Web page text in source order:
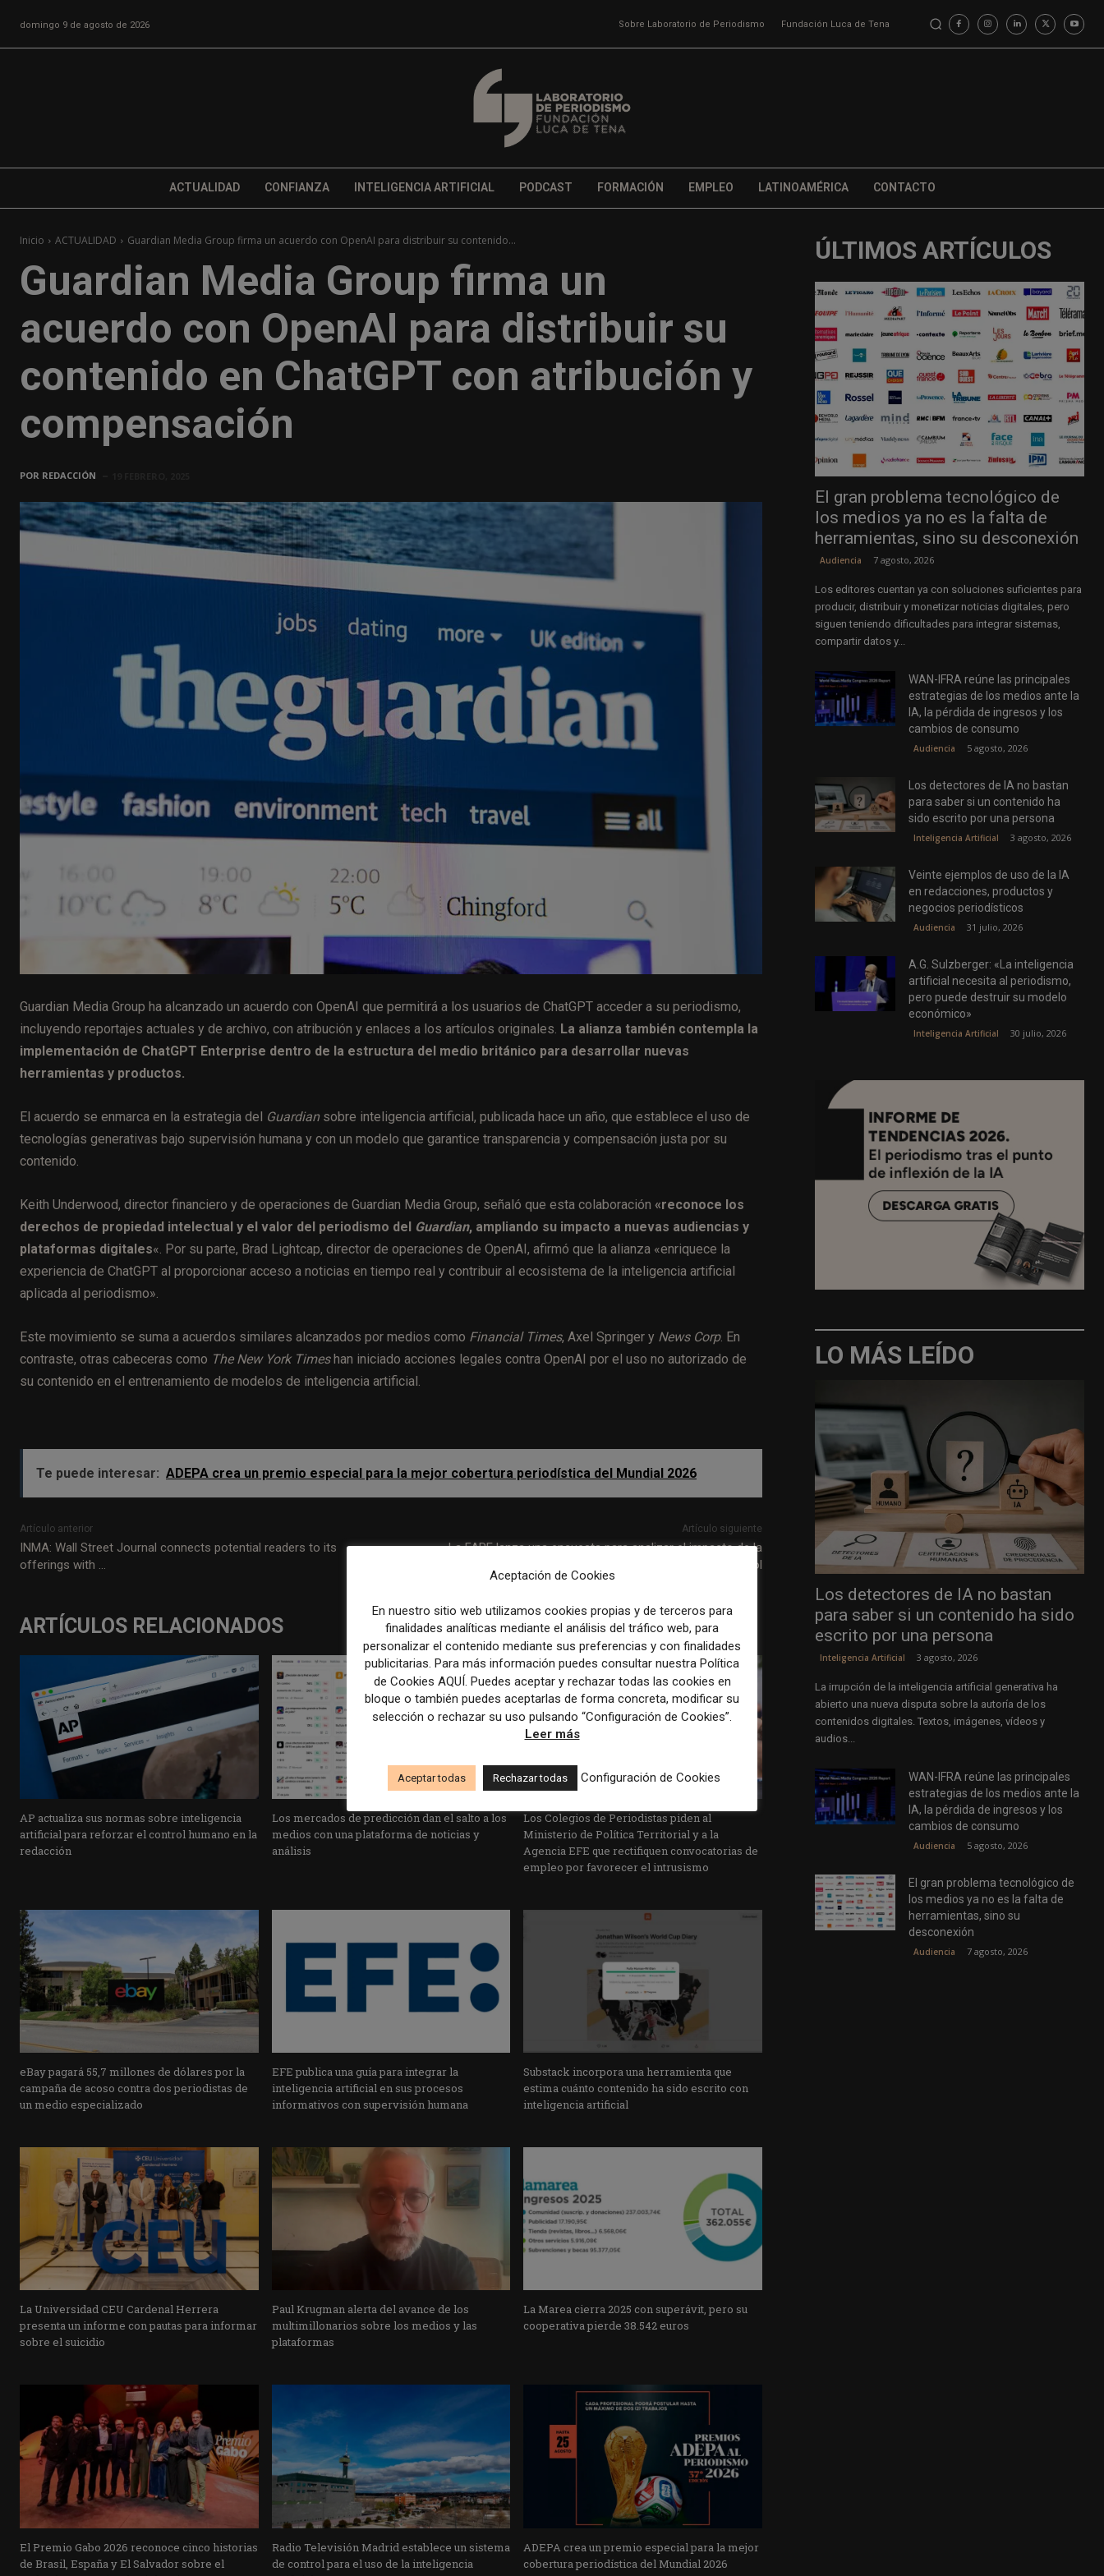
domingo 9 de agosto de 2026 Sobre Laboratorio de Periodismo Fundación Luca de Tena
ACTUALIDAD CONFIANZA INTELIGENCIA ARTIFICIAL PODCAST FORMACIÓN EMPLEO LATINOAMÉRICA CONTACTO
Inicio ACTUALIDAD Guardian Media Group firma un acuerdo con OpenAI para distribuir su contenido...
Guardian Media Group firma un
acuerdo con OpenAI para distribuir su
contenido en ChatGPT con atribución y
compensación
POR REDACCIÓN
Guardian Media Group ha alcanzado un acuerdo con OpenAI que permitirá a los usuarios de ChatGPT acceder a su periodismo,
incluyendo reportajes actuales y de archivo, con atribución y enlaces a los artículos originales. La alianza también contempla la
implementación de ChatGPT Enterprise dentro de la estructura del medio británico para desarrollar nuevas
herramientas y productos.
El acuerdo se enmarca en la estrategia del Guardiansobre inteligencia artificial, publicada hace un año, que establece el uso de
tecnologías generativas bajo supervisión humana y con un modelo que garantice transparencia y compensación justa por su
contenido.
Keith Underwood, director financiero y de operaciones de Guardian Media Group, señaló que esta colaboración «reconoce los
derechos de propiedad intelectual y el valor del periodismo del Guardian, ampliando su impacto a nuevas audiencias y
plataformas digitales«. Por su parte, Brad Lightcap, director de operaciones de OpenAI, afirmó que la alianza «enriquece la
experiencia de ChatGPT al proporcionar acceso a noticias en tiempo real y contribuir al ecosistema de la inteligencia artificial
aplicada al periodismo».
Este movimiento se suma a acuerdos similares alcanzados por medios como Financial Times, Axel Springer y News Corp. En
contraste, otras cabeceras como The New York Timeshan iniciado acciones legales contra OpenAI por el uso no autorizado de
su contenido en el entrenamiento de modelos de inteligencia artificial.
Te puede interesar: ADEPA crea un premio especial para la mejor cobertura periodística del Mundial 2026
Artículo anterior
INMA: Wall Street Journal connects potential readers to its
offerings with …
Artículo siguiente
La FAPE lanza una encuesta para analizar el impacto de la
inteligencia artificial en el periodismo español
ARTÍCULOS RELACIONADOS
AP actualiza sus normas sobre inteligencia
artificial para reforzar el control humano en la
redacción
Los mercados de predicción dan el salto a los
medios con una plataforma de noticias y
análisis
Los Colegios de Periodistas piden al
Ministerio de Política Territorial y a la
Agencia EFE que rectifiquen convocatorias de
empleo por favorecer el intrusismo
eBay pagará 55,7 millones de dólares por la
campaña de acoso contra dos periodistas de
un medio especializado
EFE publica una guía para integrar la
inteligencia artificial en sus procesos
informativos con supervisión humana
Substack incorpora una herramienta que
estima cuánto contenido ha sido escrito con
inteligencia artificial
La Universidad CEU Cardenal Herrera
presenta un informe con pautas para informar
sobre el suicidio
Paul Krugman alerta del avance de los
multimillonarios sobre los medios y las
plataformas
La Marea cierra 2025 con superávit, pero su
cooperativa pierde 38.542 euros
El Premio Gabo 2026 reconoce cinco historias
de Brasil, España y El Salvador sobre el
Radio Televisión Madrid establece un sistema
de control para el uso de la inteligencia
ADEPA crea un premio especial para la mejor
cobertura periodística del Mundial 2026
ÚLTIMOS ARTÍCULOS
El gran problema tecnológico de
los medios ya no es la falta de
herramientas, sino su desconexión
Audiencia 7 agosto, 2026
Los editores cuentan ya con soluciones suficientes para
producir, distribuir y monetizar noticias digitales, pero
siguen teniendo dificultades para integrar sistemas,
compartir datos y...
WAN-IFRA reúne las principales
estrategias de los medios ante la
IA, la pérdida de ingresos y los
cambios de consumo
Audiencia 5 agosto, 2026
Los detectores de IA no bastan
para saber si un contenido ha
sido escrito por una persona
Inteligencia Artificial 3 agosto, 2026
Veinte ejemplos de uso de la IA
en redacciones, productos y
negocios periodísticos
Audiencia 31 julio, 2026
A.G. Sulzberger: «La inteligencia
artificial necesita al periodismo,
pero puede destruir su modelo
económico»
Inteligencia Artificial 30 julio, 2026
LO MÁS LEÍDO
Los detectores de IA no bastan
para saber si un contenido ha sido
escrito por una persona
Inteligencia Artificial 3 agosto, 2026
La irrupción de la inteligencia artificial generativa ha
abierto una nueva disputa sobre la autoría de los
contenidos digitales. Textos, imágenes, vídeos y
audios...
WAN-IFRA reúne las principales
estrategias de los medios ante la
IA, la pérdida de ingresos y los
cambios de consumo
Audiencia 5 agosto, 2026
El gran problema tecnológico de
los medios ya no es la falta de
herramientas, sino su
desconexión
Audiencia 7 agosto, 2026
Aceptación de Cookies
En nuestro sitio web utilizamos cookies propias y de terceros para
finalidades analíticas mediante el análisis del tráfico web, para
personalizar el contenido mediante sus preferencias y con finalidades
publicitarias. Para más información puedes consultar nuestra Política
de Cookies AQUÍ. Puedes aceptar y rechazar todas las cookies en
bloque o también puedes aceptarlas de forma concreta, modificar su
selección o rechazar su uso pulsando “Configuración de Cookies”.
Leer más
Aceptar todas Rechazar todas Configuración de Cookies